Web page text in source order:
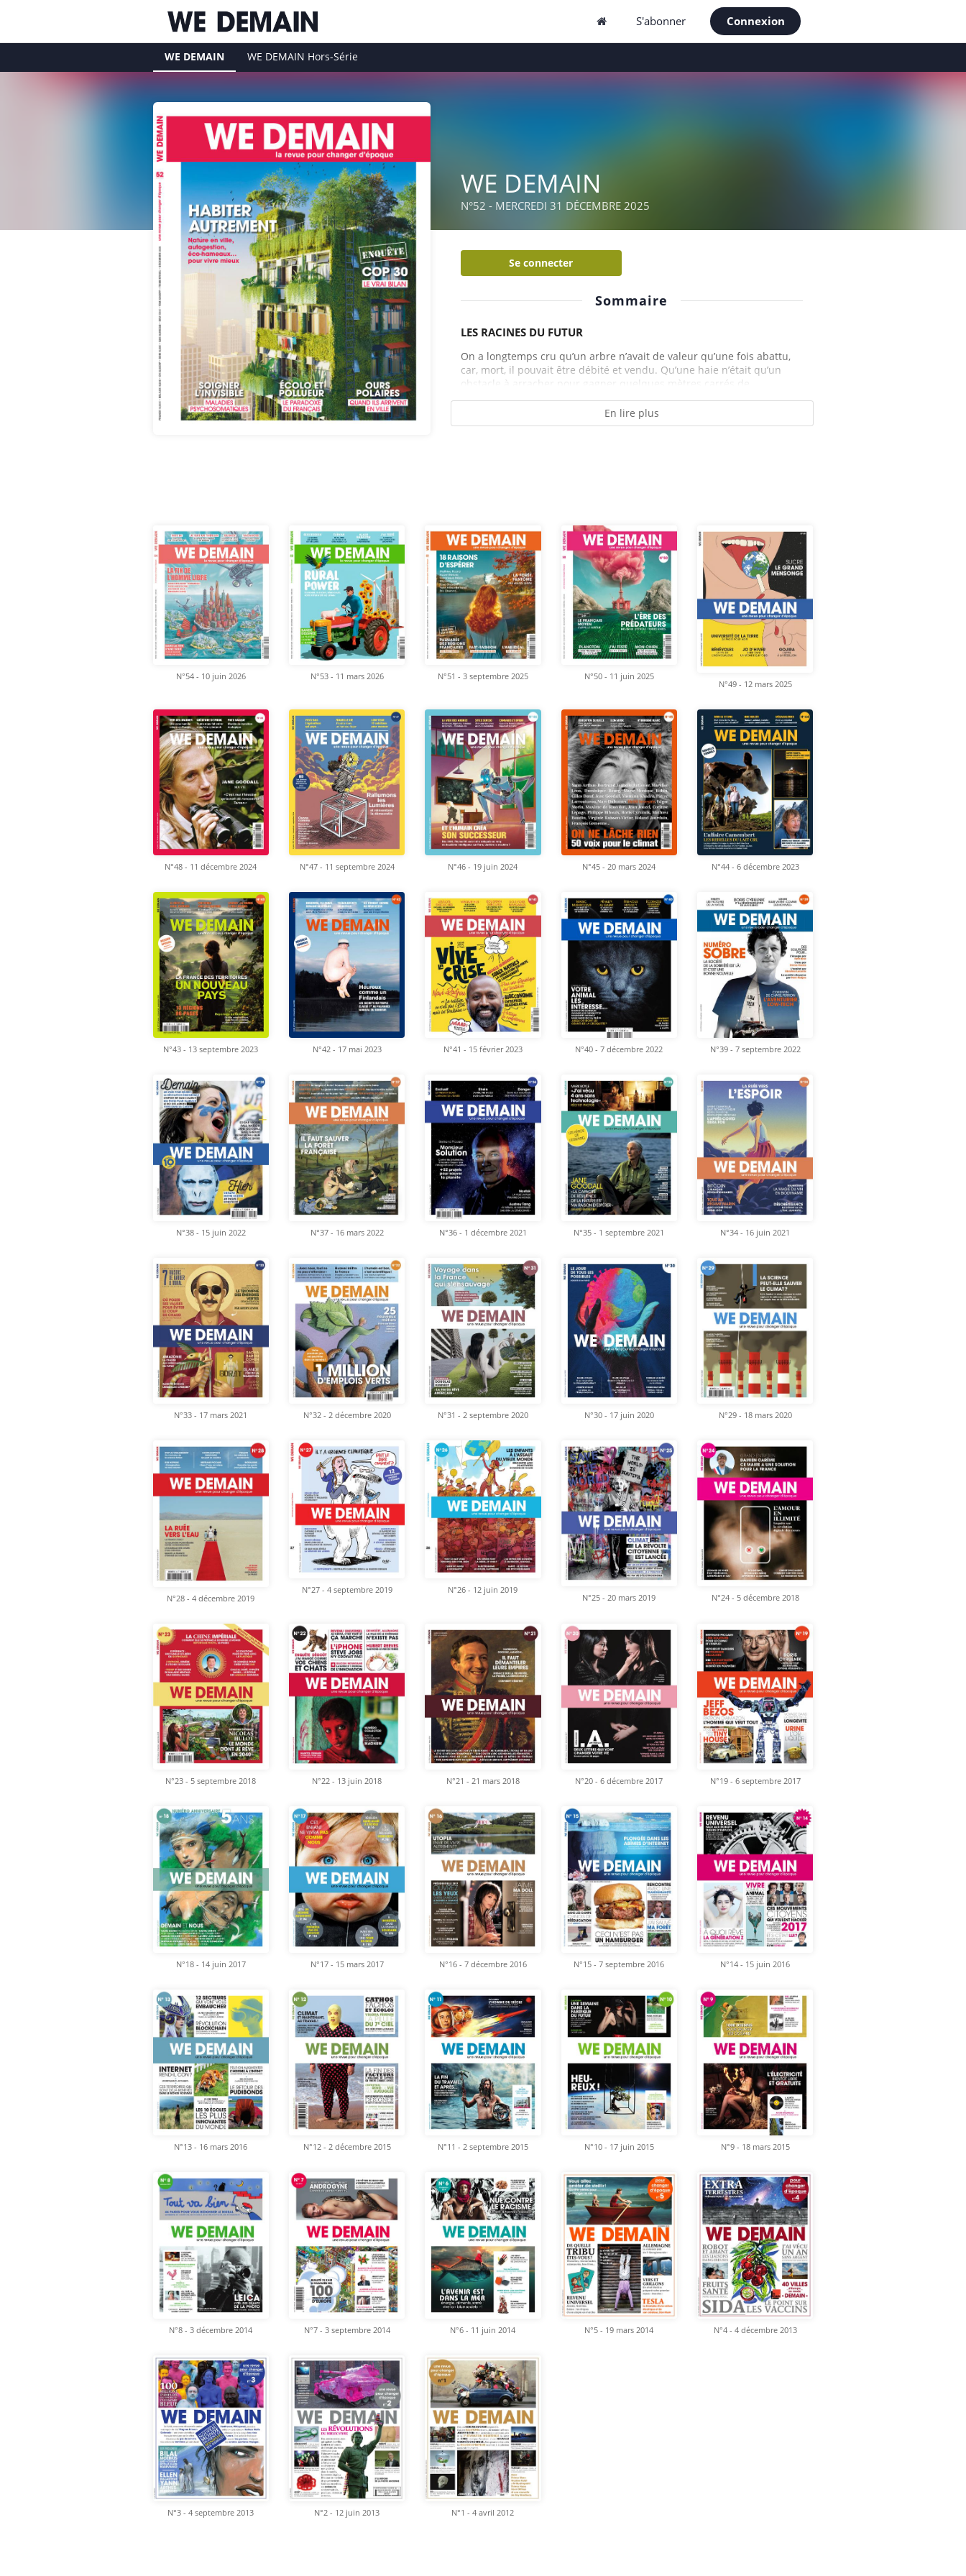
S'abonner Connexion
WE DEMAIN WE DEMAIN Hors-Série
WE DEMAIN
N°52 - MERCREDI 31 DÉCEMBRE 2025
Se connecter
Sommaire
LES RACINES DU FUTUR
On a longtemps cru qu’un arbre n’avait de valeur qu’une fois abattu,
car, mort, il pouvait être débité et vendu. Qu’une haie n’était qu’un
obstacle à arracher pour gagner quelques mètres carrés de...
En lire plus
N°54 - 10 juin 2026 N°53 - 11 mars 2026 N°51 - 3 septembre 2025 N°50 - 11 juin 2025
N°49 - 12 mars 2025
N°48 - 11 décembre 2024 N°47 - 11 septembre 2024 N°46 - 19 juin 2024 N°45 - 20 mars 2024 N°44 - 6 décembre 2023
N°43 - 13 septembre 2023 N°42 - 17 mai 2023 N°41 - 15 février 2023 N°40 - 7 décembre 2022 N°39 - 7 septembre 2022
N°38 - 15 juin 2022 N°37 - 16 mars 2022 N°36 - 1 décembre 2021 N°35 - 1 septembre 2021 N°34 - 16 juin 2021
N°33 - 17 mars 2021 N°32 - 2 décembre 2020 N°31 - 2 septembre 2020 N°30 - 17 juin 2020 N°29 - 18 mars 2020
N°28 - 4 décembre 2019
N°27 - 4 septembre 2019 N°26 - 12 juin 2019
N°25 - 20 mars 2019 N°24 - 5 décembre 2018
N°23 - 5 septembre 2018 N°22 - 13 juin 2018 N°21 - 21 mars 2018 N°20 - 6 décembre 2017 N°19 - 6 septembre 2017
N°18 - 14 juin 2017 N°17 - 15 mars 2017 N°16 - 7 décembre 2016 N°15 - 7 septembre 2016 N°14 - 15 juin 2016
N°13 - 16 mars 2016 N°12 - 2 décembre 2015 N°11 - 2 septembre 2015 N°10 - 17 juin 2015 N°9 - 18 mars 2015
N°8 - 3 décembre 2014 N°7 - 3 septembre 2014 N°6 - 11 juin 2014 N°5 - 19 mars 2014 N°4 - 4 décembre 2013
N°3 - 4 septembre 2013 N°2 - 12 juin 2013 N°1 - 4 avril 2012